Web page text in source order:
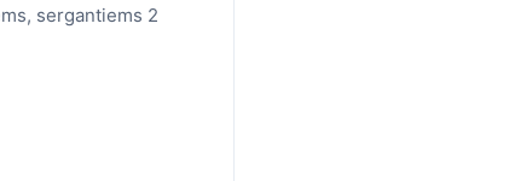
sergantiems 2